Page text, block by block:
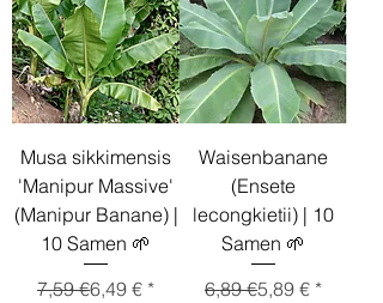
Musa sikkimensis
'Manipur Massive'
(Manipur Banane) |
10 Samen 🌱
Standardpreis
7,59 €Sale-Preis
6,49 €
Waisenbanane
(Ensete
lecongkietii) | 10
Samen 🌱
Standardpreis
6,89 €Sale-Preis
5,89 €